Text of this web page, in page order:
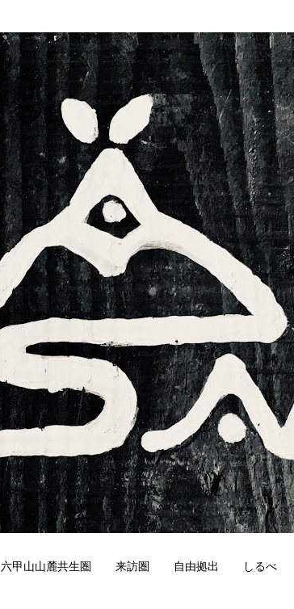
六甲山山麓共生圏 来訪圏 自由拠出 しるべ